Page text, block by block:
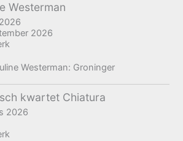
Westerman
2026
Westerman: Groninger
kwartet Chiatura
2026